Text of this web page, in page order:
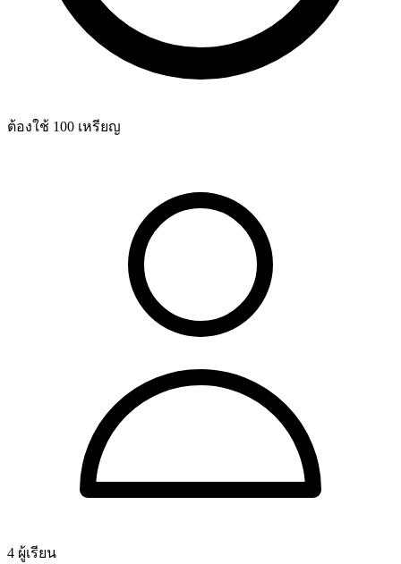
ต้องใช้ 100 เหรียญ
4 ผู้เรียน